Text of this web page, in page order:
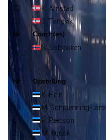
23
K. Arnstad
13
S. Tangvik
Nr Coach(es)
S. Solbakken
Estland
Selectie
Nr Opstelling
1 K. Hein
19
M. Schjoenning-
6
R. Peetson
2
M. Kuusk